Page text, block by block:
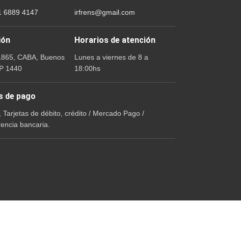
6889 4147 irfrens@gmail.com
CABA, Buenos
1440
Horarios de atención
Lunes a viernes de 8 a
18:00hs
de pago
Tarjetas de débito, crédito / Mercado Pago /
bancaria.